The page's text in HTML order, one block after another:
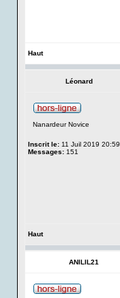
Haut
Léonard
Nanardeur Novice
Inscrit le: 11 Juil 2019 20:59
Messages: 151
Haut
ANILIL21